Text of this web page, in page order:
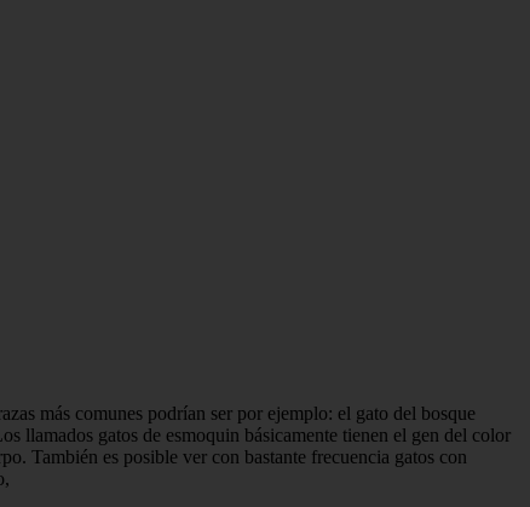
más comunes podrían ser por ejemplo: el gato del bosque
llamados gatos de esmoquin básicamente tienen el gen del color
También es posible ver con bastante frecuencia gatos con